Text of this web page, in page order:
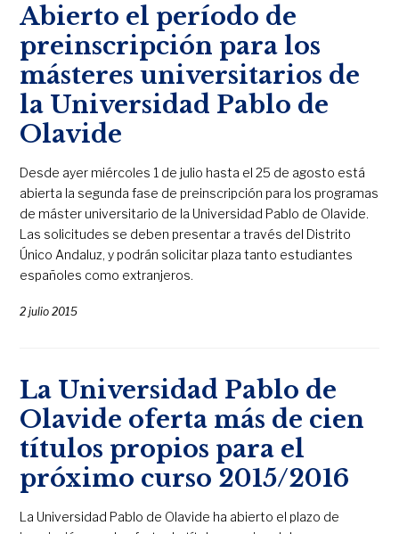
Abierto el período de
preinscripción para los
másteres universitarios de
la Universidad Pablo de
Olavide
Desde ayer miércoles 1 de julio hasta el 25 de agosto está
abierta la segunda fase de preinscripción para los programas
de máster universitario de la Universidad Pablo de Olavide.
Las solicitudes se deben presentar a través del Distrito
Único Andaluz, y podrán solicitar plaza tanto estudiantes
españoles como extranjeros.
2 julio 2015
La Universidad Pablo de
Olavide oferta más de cien
títulos propios para el
próximo curso 2015/2016
La Universidad Pablo de Olavide ha abierto el plazo de